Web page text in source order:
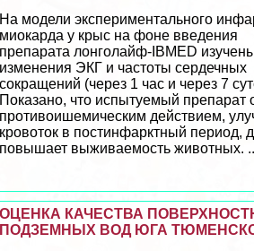
На модели экспериментального
миокарда у крыс на фоне введения
препарата лонголайф-IBMED
изменения ЭКГ и частоты сердечных
сокращений (через 1 час и через 7
Показано, что испытуемый препарат
противоишемическим действием,
кровоток в постинфарктный период,
повышает выживаемость животных.
ОЦЕНКА КАЧЕСТВА
ПОДЗЕМНЫХ ВОД ЮГА